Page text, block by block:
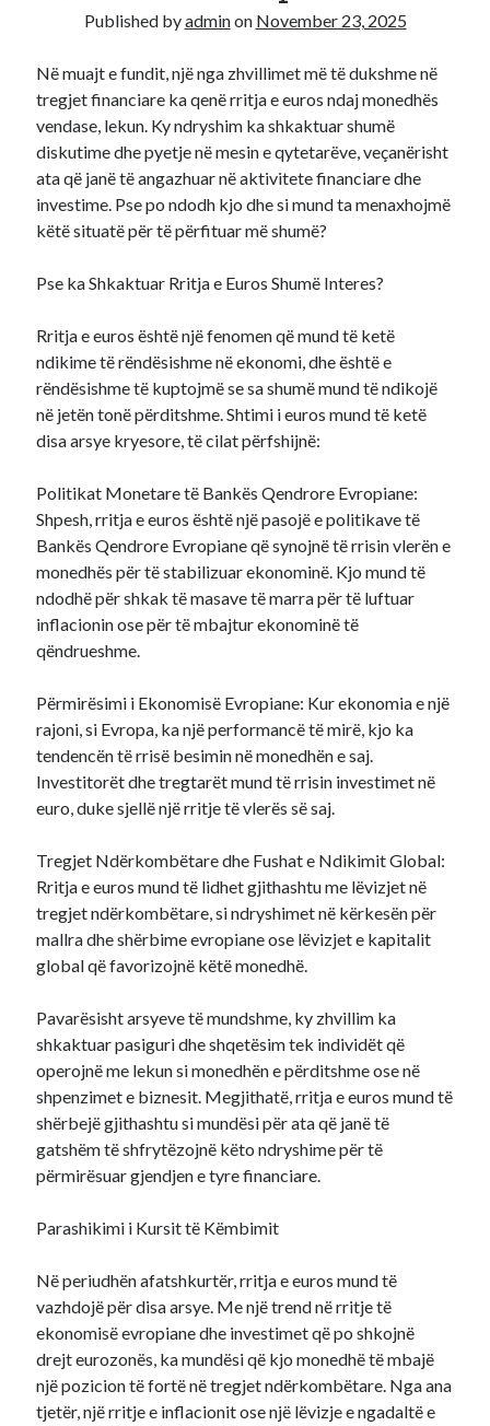
Recent Comments
A WordPress CommenteronHello world!
Published byadminon November 23, 2025
Në muajt e fundit, një nga zhvillimet më të dukshme në
tregjet financiare ka qenë rritja e euros ndaj monedhës
vendase, lekun. Ky ndryshim ka shkaktuar shumë
diskutime dhe pyetje në mesin e qytetarëve, veçanërisht
ata që janë të angazhuar në aktivitete financiare dhe
investime. Pse po ndodh kjo dhe si mund ta menaxhojmë
këtë situatë për të përfituar më shumë?
Pse ka Shkaktuar Rritja e Euros Shumë Interes?
Rritja e euros është një fenomen që mund të ketë
ndikime të rëndësishme në ekonomi, dhe është e
rëndësishme të kuptojmë se sa shumë mund të ndikojë
në jetën tonë përditshme. Shtimi i euros mund të ketë
disa arsye kryesore, të cilat përfshijnë:
Politikat Monetare të Bankës Qendrore Evropiane:
Shpesh, rritja e euros është një pasojë e politikave të
Bankës Qendrore Evropiane që synojnë të rrisin vlerën e
monedhës për të stabilizuar ekonominë. Kjo mund të
ndodhë për shkak të masave të marra për të luftuar
inflacionin ose për të mbajtur ekonominë të
qëndrueshme.
Përmirësimi i Ekonomisë Evropiane: Kur ekonomia e një
rajoni, si Evropa, ka një performancë të mirë, kjo ka
tendencën të rrisë besimin në monedhën e saj.
Investitorët dhe tregtarët mund të rrisin investimet në
euro, duke sjellë një rritje të vlerës së saj.
Tregjet Ndërkombëtare dhe Fushat e Ndikimit Global:
Rritja e euros mund të lidhet gjithashtu me lëvizjet në
tregjet ndërkombëtare, si ndryshimet në kërkesën për
mallra dhe shërbime evropiane ose lëvizjet e kapitalit
global që favorizojnë këtë monedhë.
Pavarësisht arsyeve të mundshme, ky zhvillim ka
shkaktuar pasiguri dhe shqetësim tek individët që
operojnë me lekun si monedhën e përditshme ose në
shpenzimet e biznesit. Megjithatë, rritja e euros mund të
shërbejë gjithashtu si mundësi për ata që janë të
gatshëm të shfrytëzojnë këto ndryshime për të
përmirësuar gjendjen e tyre financiare.
Parashikimi i Kursit të Këmbimit
Në periudhën afatshkurtër, rritja e euros mund të
vazhdojë për disa arsye. Me një trend në rritje të
ekonomisë evropiane dhe investimet që po shkojnë
drejt eurozonës, ka mundësi që kjo monedhë të mbajë
një pozicion të fortë në tregjet ndërkombëtare. Nga ana
tjetër, një rritje e inflacionit ose një lëvizje e ngadaltë e